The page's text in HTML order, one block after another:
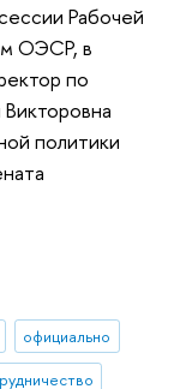
Рабочей
ОЭСР, в
по
политики
официально